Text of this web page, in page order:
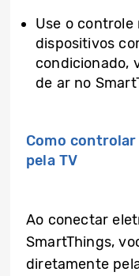
Use o
dispositivos
condicionado,
de ar no
Como
pela TV
Ao conectar
SmartThings,
diretamente